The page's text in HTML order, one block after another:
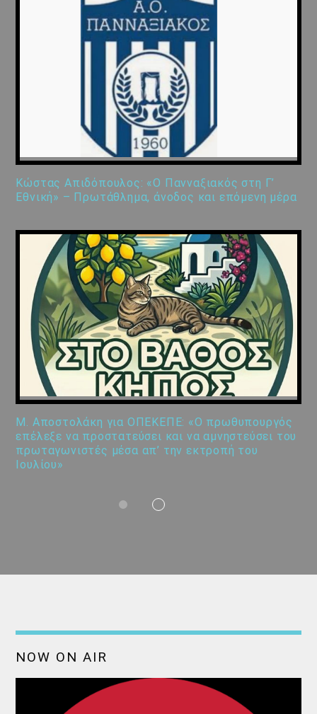
Κώστας Απιδόπουλος: «Ο Πανναξιακός στη Γ’
Εθνική» – Πρωτάθλημα, άνοδος και επόμενη μέρα
Μ. Αποστολάκη για ΟΠΕΚΕΠΕ: «Ο πρωθυπουργός
επέλεξε να προστατεύσει και να αμνηστεύσει του
πρωταγωνιστές μέσα απ’ την εκτροπή του
Ιουλίου»
NOW ON AIR